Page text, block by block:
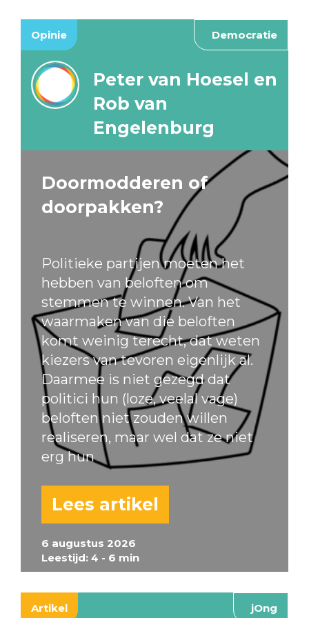
Opinie Democratie
6 augustus 2026
Leestijd: 4 - 6 min
Peter van Hoesel en
Rob van
Engelenburg
Doormodderen of
doorpakken?
Politieke partijen moeten het
hebben van beloften om
stemmen te winnen. Van het
waarmaken van die beloften
komt weinig terecht, dat weten
kiezers van tevoren eigenlijk al.
Daarmee is niet gezegd dat
politici hun (loze, veelal vage)
beloften niet zouden willen
realiseren, maar wel dat ze niet
erg hun
Lees artikel
Artikel jOng